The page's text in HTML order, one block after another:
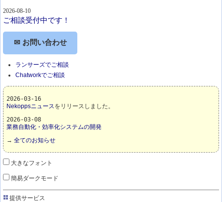
2026-08-10
ご相談受付中です！
✉ お問い合わせ
ランサーズでご相談
Chatworkでご相談
2026-03-16
Nekoppsニュース をリリースしました。
2026-03-08
業務自動化・効率化システムの開発
→ 全てのお知らせ
大きなフォント
簡易ダークモード
提供サービス